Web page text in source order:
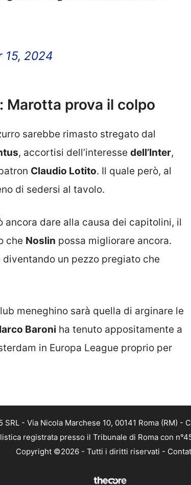
15, 2024
prova il colpo
sarebbe rimasto stregato dal
, accortisi dell’interesse dell’Inter
Claudio Lotito
. Il quale però, al
di sedersi al tavolo.
ancora dare alla causa dei capitolini, il
che Noslin possa migliorare ancora.
un pezzo pregiato che
meneghino sarà quella di arginare le
Baroni ha tenuto appositamente a
in Europa League proprio per
- Via Nicola Marchese 10, 00141 Roma (RM) -
registrata presso il Tribunale di Roma con
Copyright ©2026 - Tutti i diritti riservati -